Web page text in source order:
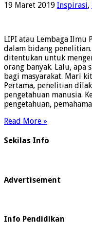
19 Maret 2019 Inspirasi,
LIPI atau Lembaga Ilmu
dalam bidang
ditentukan untuk
orang banyak. Lalu, apa
bagi masyarakat. Mari
Pertama, penelitian
pengetahuan manusia.
pengetahuan,
Read More »
Sekilas Info
Advertisement
Info Pendidikan